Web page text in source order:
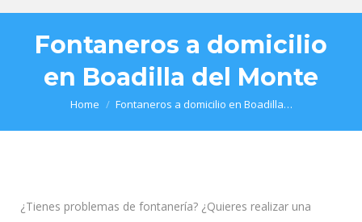
Fontaneros a domicilio
en Boadilla del Monte
You are here:
Home Fontaneros a domicilio en Boadilla…
¿Tienes problemas de fontanería? ¿Quieres realizar una